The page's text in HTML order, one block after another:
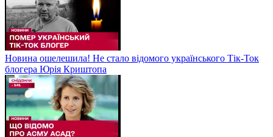
Новина ошелешила! Не стало відомого українського Тік-Ток
блогера Юрія Криштопа